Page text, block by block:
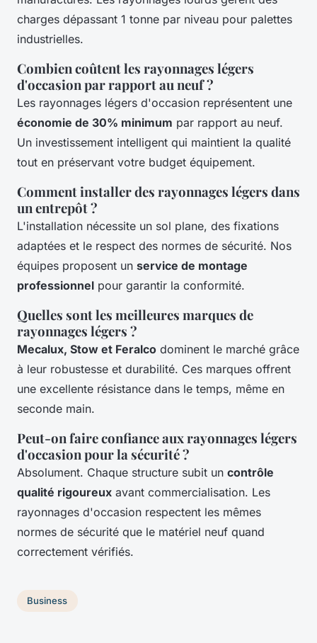
charges dépassant 1 tonne par niveau pour palettes
industrielles.
Combien coûtent les rayonnages légers
d'occasion par rapport au neuf ?
Les rayonnages légers d'occasion représentent une
économie de 30% minimum par rapport au neuf.
Un investissement intelligent qui maintient la qualité
tout en préservant votre budget équipement.
Comment installer des rayonnages légers dans
un entrepôt ?
L'installation nécessite un sol plane, des fixations
adaptées et le respect des normes de sécurité. Nos
équipes proposent un service de montage
professionnel pour garantir la conformité.
Quelles sont les meilleures marques de
rayonnages légers ?
Mecalux, Stow et Feralco dominent le marché grâce
à leur robustesse et durabilité. Ces marques offrent
une excellente résistance dans le temps, même en
seconde main.
Peut-on faire confiance aux rayonnages légers
d'occasion pour la sécurité ?
Absolument. Chaque structure subit un contrôle
qualité rigoureux avant commercialisation. Les
rayonnages d'occasion respectent les mêmes
normes de sécurité que le matériel neuf quand
correctement vérifiés.
Business